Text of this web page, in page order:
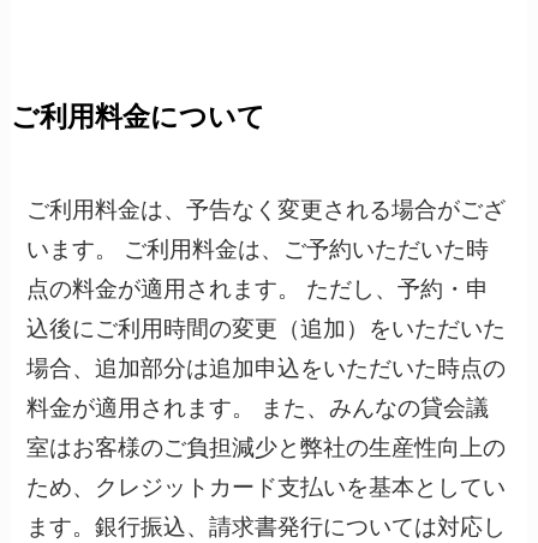
ご利用料金について
ご利用料金は、予告なく変更される場合がござ
います。 ご利用料金は、ご予約いただいた時
点の料金が適用されます。 ただし、予約・申
込後にご利用時間の変更（追加）をいただいた
場合、追加部分は追加申込をいただいた時点の
料金が適用されます。 また、みんなの貸会議
室はお客様のご負担減少と弊社の生産性向上の
ため、クレジットカード支払いを基本としてい
ます。銀行振込、請求書発行については対応し